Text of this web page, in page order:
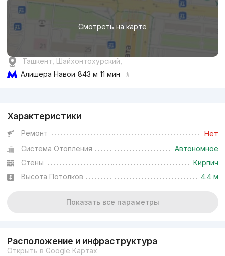
2к квартира, 60 м²
+998 (95) 811...
от17.9 млн
Смотреть на карте
Ташкент, Шайхонтохурский,
Алишера Навои 843 м 11 мин
Характеристики
Ремонт Нет
Система Отопления
Автономное
Стены
Кирпич
Высота Потолков
4.4 м
Показать все параметры
Расположение и инфраструктура
Открыть в Google Картах